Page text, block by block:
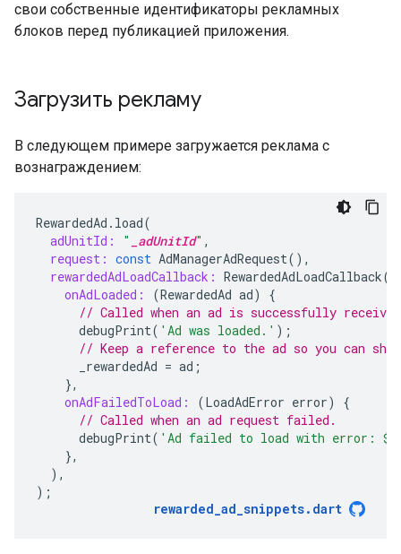
свои собственные идентификаторы рекламных
блоков перед публикацией приложения.
Загрузить рекламу
В следующем примере загружается реклама с
вознаграждением:
RewardedAd . load(
adUnitId:
" _adUnitId" ,
request: const AdManagerAdRequest(),
rewardedAdLoadCallback: RewardedAdLoadCallback(
onAdLoaded:
(RewardedAd ad)
{
// Called when an ad is successfully
debugPrint( 'Ad was loaded.' );
// Keep a reference to the ad so you can
_rewardedAd = ad ;
},
onAdFailedToLoad:
(LoadAdError error)
{
// Called when an ad request failed.
debugPrint( 'Ad failed to load with error: $
},
),
);
rewarded_ad_snippets. dart